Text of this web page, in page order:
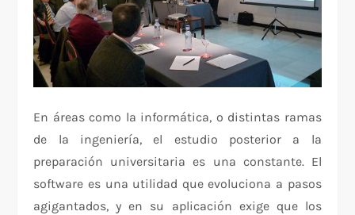
En áreas como la informática, o distintas ramas
de la ingeniería, el estudio posterior a la
preparación universitaria es una constante. El
software es una utilidad que evoluciona a pasos
agigantados, y en su aplicación exige que los